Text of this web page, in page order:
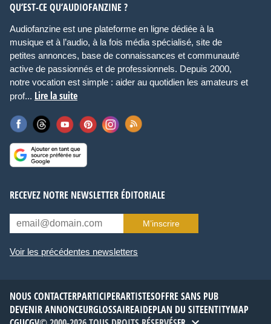
QU’EST-CE QU’AUDIOFANZINE ?
Audiofanzine est une plateforme en ligne dédiée à la
musique et à l’audio, à la fois média spécialisé, site de
petites annonces, base de connaissances et communauté
active de passionnés et de professionnels. Depuis 2000,
notre vocation est simple : aider au quotidien les amateurs et
prof... Lire la suite
RECEVEZ NOTRE NEWSLETTER ÉDITORIALE
M’inscrire
Voir les précédentes newsletters
NOUS CONTACTERPARTICIPERARTISTESOFFRE SANS PUB
DEVENIR ANNONCEURGLOSSAIREAIDEPLAN DU SITEENTITYMAP